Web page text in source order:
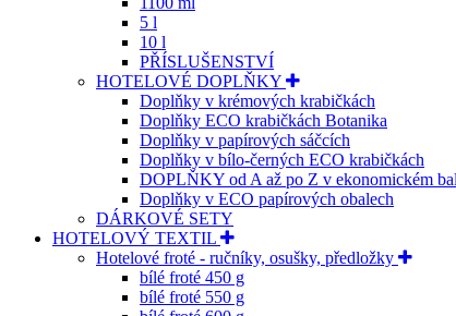
5 l
10 l
PŘÍSLUŠENSTVÍ
HOTELOVÉ DOPLŇKY
Doplňky v krémových krabičkách
Doplňky ECO krabičkách Botanika
Doplňky v papírových sáčcích
Doplňky v bílo-černých ECO krabičkách
DOPLŇKY od A až po Z v ekonomickém
Doplňky v ECO papírových obalech
DÁRKOVÉ SETY
HOTELOVÝ TEXTIL
Hotelové froté - ručníky, osušky, předložky
bílé froté 450 g
bílé froté 550 g